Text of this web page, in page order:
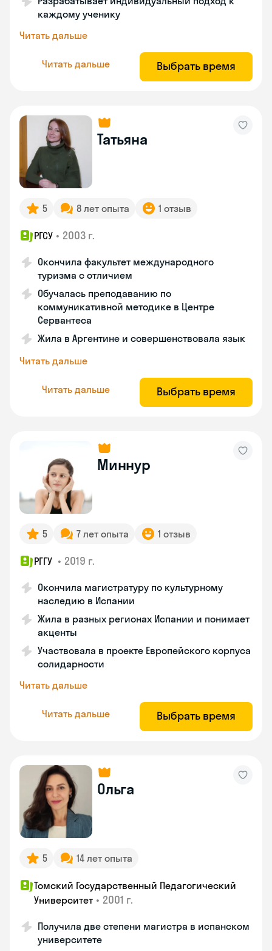
каждому ученику
Читать дальше
Читать дальше Выбрать время
Татьяна
5 8 лет опыта 1 отзыв
РГСУ • 2003 г.
Окончила факультет международного
туризма с отличием
Обучалась преподаванию по
коммуникативной методике в Центре
Сервантеса
Жила в Аргентине и совершенствовала язык
Читать дальше
Читать дальше Выбрать время
Миннур
5 7 лет опыта 1 отзыв
РГГУ • 2019 г.
Окончила магистратуру по культурному
наследию в Испании
Жила в разных регионах Испании и понимает
акценты
Участвовала в проекте Европейского корпуса
солидарности
Читать дальше
Читать дальше Выбрать время
Ольга
5 14 лет опыта
Томский Государственный Педагогический
Университет • 2001 г.
Получила две степени магистра в испанском
университете